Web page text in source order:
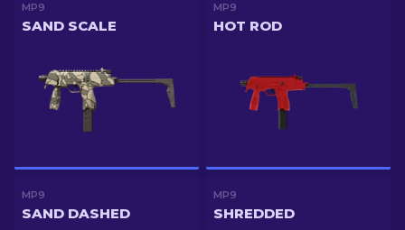
MP9
SAND SCALE
MP9
HOT ROD
MP9
SAND DASHED
MP9
SHREDDED